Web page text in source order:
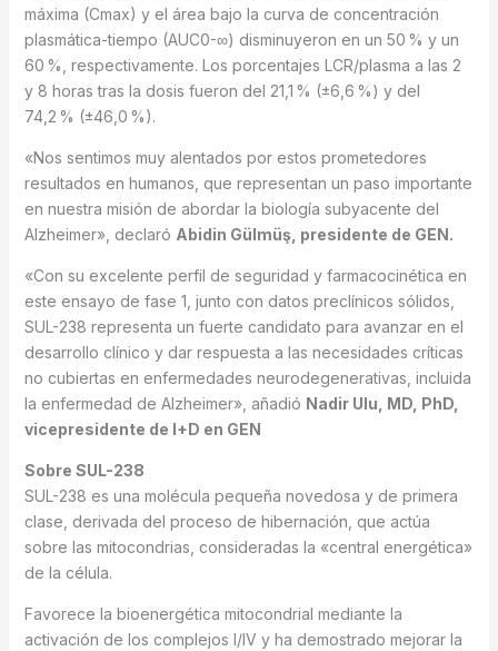
máxima (Cmax) y el área bajo la curva de concentración
plasmática-tiempo (AUC0-∞) disminuyeron en un 50 % y un
60 %, respectivamente. Los porcentajes LCR/plasma a las 2
y 8 horas tras la dosis fueron del 21,1 % (±6,6 %) y del
74,2 % (±46,0 %).
«Nos sentimos muy alentados por estos prometedores
resultados en humanos, que representan un paso importante
en nuestra misión de abordar la biología subyacente del
Alzheimer», declaró Abidin Gülmüş, presidente de GEN.
«Con su excelente perfil de seguridad y farmacocinética en
este ensayo de fase 1, junto con datos preclínicos sólidos,
SUL-238 representa un fuerte candidato para avanzar en el
desarrollo clínico y dar respuesta a las necesidades críticas
no cubiertas en enfermedades neurodegenerativas, incluida
la enfermedad de Alzheimer», añadió Nadir Ulu, MD, PhD,
vicepresidente de I+D en GEN
Sobre SUL-238
SUL-238 es una molécula pequeña novedosa y de primera
clase, derivada del proceso de hibernación, que actúa
sobre las mitocondrias, consideradas la «central energética»
de la célula.
Favorece la bioenergética mitocondrial mediante la
activación de los complejos I/IV y ha demostrado mejorar la